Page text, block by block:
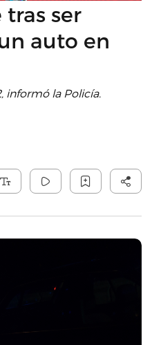
ser
auto en
informó la Policía.